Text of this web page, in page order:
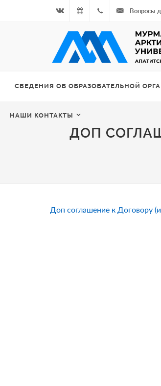
Вконтакте06.08.2026
- Чётная
+7
964
Вопросы
СВЕДЕНИЯ ОБ ОБРАЗОВАТЕЛЬНОЙ
НАШИ КОНТАКТЫ
ДОП
Доп соглашение к Договору